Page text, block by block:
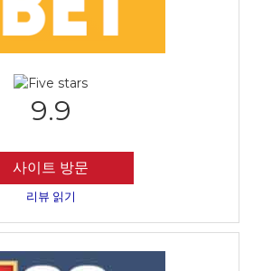
9.9
사이트 방문
리뷰 읽기